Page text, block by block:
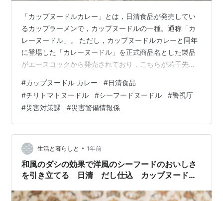
「カップヌードルカレー」とは，日清食品が発売してい
るカップラーメンで，カップヌードルの一種。通称「カ
レーヌードル」。 ただし，カップヌードルカレーと同年
に登場した「カレーヌードル」を正式商品名とした製品
がエースコックから発売されており，こちらが若干先行
販売されていたが，現在は東北地方限定商品。 さて，暑
さ復活した今日このごろ。長野県松本市では2025年8月
24日にシーズン最高の36.5℃を記録。 食欲も失せそう
な感じですが， ■「水で作るカップめん」を実践しまし
た更新日：2018年12月25日「西日本豪雨」で広島県に派
遣された際，活動中の食事と…
#カップヌードル カレー #日清食品
#チリトマトヌードル #シーフードヌードル #警視庁
#災害対策課 #災害警備情報係
生活と暮らしと • 1年前
和風のダシの効果で洋風のシーフードのおいしさ
を引き立てる 日清 だし仕込 カップヌード